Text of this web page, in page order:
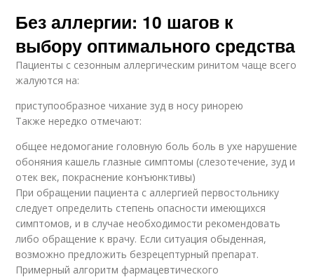
Без аллергии: 10 шагов к
выбору оптимального средства
Пациенты с сезонным аллергическим ринитом чаще всего
жалуются на:
приступообразное чихание зуд в носу ринорею
Также нередко отмечают:
общее недомогание головную боль боль в ухе нарушение
обоняния кашель глазные симптомы (слезотечение, зуд и
отек век, покраснение конъюнктивы)
При обращении пациента с аллергией первостольнику
следует определить степень опасности имеющихся
симптомов, и в случае необходимости рекомендовать
либо обращение к врачу. Если ситуация обыденная,
возможно предложить безрецептурный препарат.
Примерный алгоритм фармацевтического